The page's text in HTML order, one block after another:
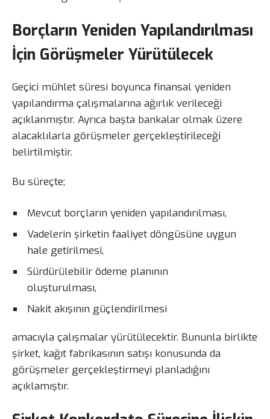
Borçların Yeniden Yapılandırılması
İçin Görüşmeler Yürütülecek
Geçici mühlet süresi boyunca finansal yeniden
yapılandırma çalışmalarına ağırlık verileceği
açıklanmıştır. Ayrıca başta bankalar olmak üzere
alacaklılarla görüşmeler gerçekleştirileceği
belirtilmiştir.
Bu süreçte;
Mevcut borçların yeniden yapılandırılması,
Vadelerin şirketin faaliyet döngüsüne uygun
hale getirilmesi,
Sürdürülebilir ödeme planının
oluşturulması,
Nakit akışının güçlendirilmesi
amacıyla çalışmalar yürütülecektir. Bununla birlikte
şirket, kağıt fabrikasının satışı konusunda da
görüşmeler gerçekleştirmeyi planladığını
açıklamıştır.